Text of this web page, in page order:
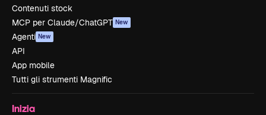
Contenuti stock
MCP per Claude/ChatGPT New
Agenti New
API
App mobile
Tutti gli strumenti Magnific
Inizia